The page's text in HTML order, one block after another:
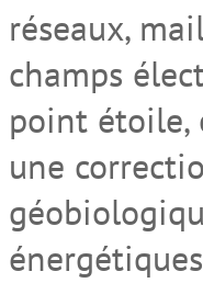
réseaux,
champs
point étoile,
une